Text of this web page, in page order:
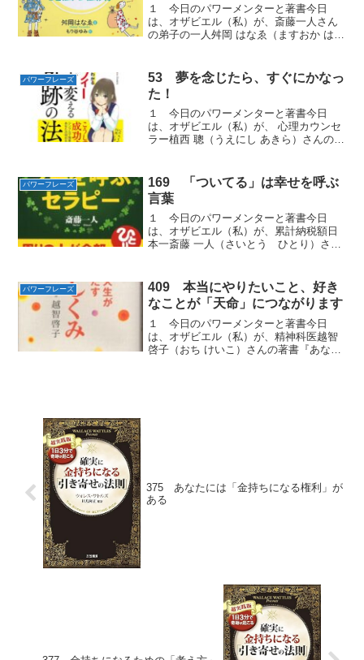
１ 今日のパワーメンターと著書今日
は、オザビエル（私）が、斎藤一人さん
の弟子の一人舛岡 はなゑ（ますおか はな
とく良いことが起きる「パワーフレー
ズ」をお届けします。２...
パワーフレーズ
53 夢を念じたら、すぐにかなっ
た！
１ 今日のパワーメンターと著書今日
は、オザビエル（私）が、 心理カウンセ
ラー植西 聰（うえにし あきら）さんの著
成するために必要な「パワーフレーズ」
をお届けします。２...
パワーフレーズ
169 「ついてる」は幸せを呼ぶ
言葉
１ 今日のパワーメンターと著書今日
は、オザビエル（私）が、累計納税額日
本一斎藤 一人（さいとう ひとり）さん
運」の「パワーフレーズ」をお届けしま
す。２ ツキを呼ぶセラピー...
パワーフレーズ
409 本当にやりたいこと、好き
なことが「天命」につながります
１ 今日のパワーメンターと著書今日
は、オザビエル（私）が、精神科医越智
啓子（おち けいこ）さんの著書『あなた
375 あなたには「金持ちになる権利」が
ある